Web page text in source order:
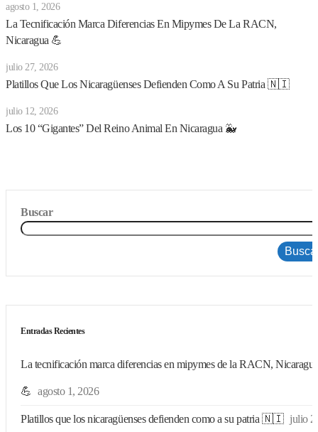
agosto 1, 2026
La Tecnificación Marca Diferencias En Mipymes De La RACN,
Nicaragua 💪
julio 27, 2026
Platillos Que Los Nicaragüenses Defienden Como A Su Patria 🇳🇮
julio 12, 2026
Los 10 “gigantes” Del Reino Animal En Nicaragua 🐳
Buscar
Entradas Recientes
La tecnificación marca diferencias en mipymes de la RACN, Nicaragua
💪 agosto 1, 2026
Platillos que los nicaragüenses defienden como a su patria 🇳🇮 julio